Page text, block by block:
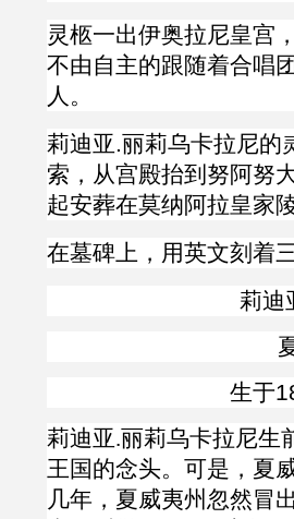
灵柩一出伊奥拉尼皇宫
不由自主的跟随着合唱
人。
莉迪亚.丽莉乌卡拉尼的
索，从宫殿抬到努阿努
起安葬在莫纳阿拉皇家
在墓碑上，用英文刻着
莉迪
生于
莉迪亚.丽莉乌卡拉尼生
王国的念头。可是，夏
几年，夏威夷州忽然冒